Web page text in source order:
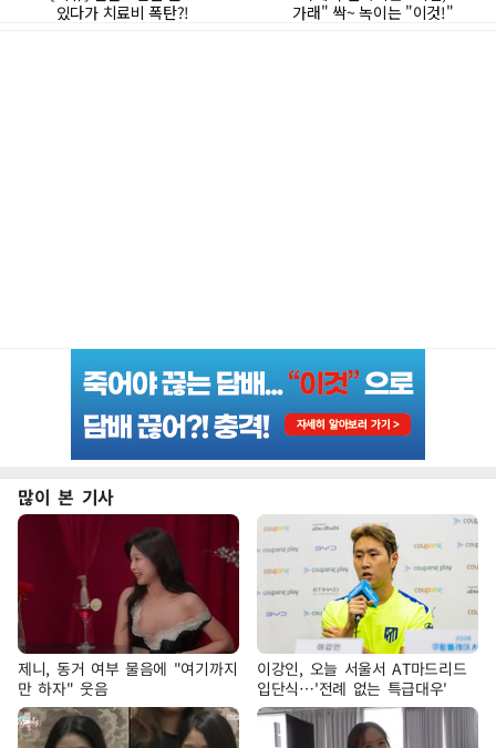
많이 본 기사
제니, 동거 여부 물음에 "여기까지
만 하자" 웃음
이강인, 오늘 서울서 AT마드리드
입단식…'전례 없는 특급대우'